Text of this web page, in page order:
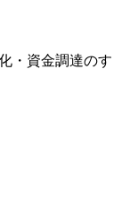
・資金調達のす